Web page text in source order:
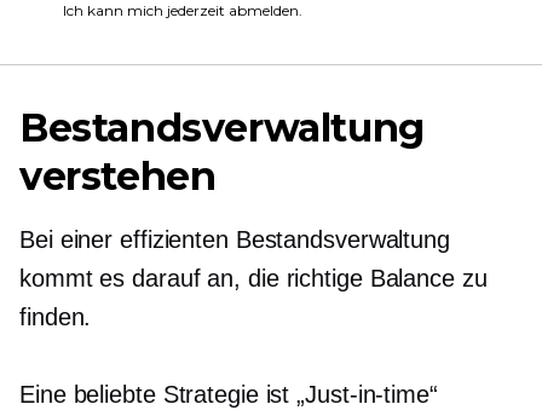
Ich kann mich jederzeit abmelden.
Bestandsverwaltung
verstehen
Bei einer effizienten Bestandsverwaltung
kommt es darauf an, die richtige Balance zu
finden.
Eine beliebte Strategie ist„Just-in-time“